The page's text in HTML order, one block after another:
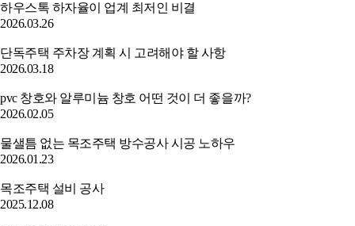
하우스톡 하자율이 업계 최저인 비결
2026.03.26
단독주택 주차장 계획 시 고려해야 할 사항
2026.03.18
pvc 창호와 알루미늄 창호 어떤 것이 더 좋을까?
2026.02.05
물샐틈 없는 목조주택 방수공사 시공 노하우
2026.01.23
목조주택 설비 공사
2025.12.08